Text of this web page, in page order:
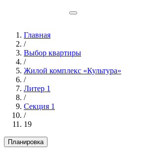
Главная
/
Выбор квартиры
/
Жилой комплекс «Культура»
/
Литер 1
/
Секция 1
/
19
Планировка